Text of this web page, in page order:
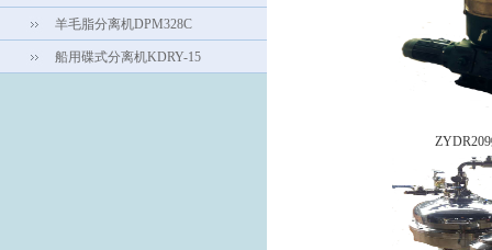
羊毛脂分离机DPM328C
船用碟式分离机KDRY-15